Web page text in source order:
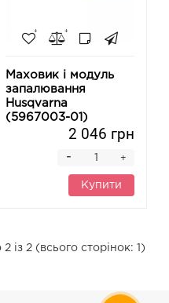
Маховик і модуль
запалювання
Husqvarna
(5967003-01)
2 046 грн
+
-
Купити
2 із 2 (всього сторінок: 1)